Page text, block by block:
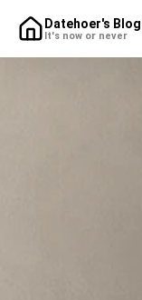
Datehoer's Blog
It's now or never